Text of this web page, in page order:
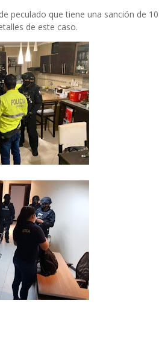
peculado que tiene una sanción de
de este caso.